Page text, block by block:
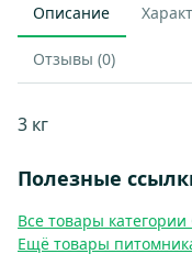
Описание
Отзывы (0)
3 кг
Полезные
Все товары
Ещё товары